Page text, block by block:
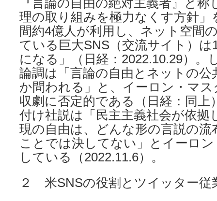
『言論の自由の絶対主義者』と
理の取り組みを極力なくす方針
間約4億人が利用し、ネット空間
ている巨大SNS（交流サイト）は
になる」（日経：2022.10.29）。
論調は「言論の自由とネットの
か問われる」と、イーロン・マ
収劇に否定的である（日経：同上
付け社説は「民主主義社会が依拠
現の自由は、どんな形の言説の
ことでは決してない」とイーロ
している（2022.11.6）。
２ 米SNSの役割とツイッター従